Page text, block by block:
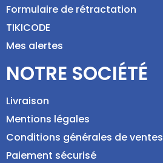
Formulaire de rétractation
TIKICODE
Mes alertes
NOTRE SOCIÉTÉ
Livraison
Mentions légales
Conditions générales de ventes
Paiement sécurisé